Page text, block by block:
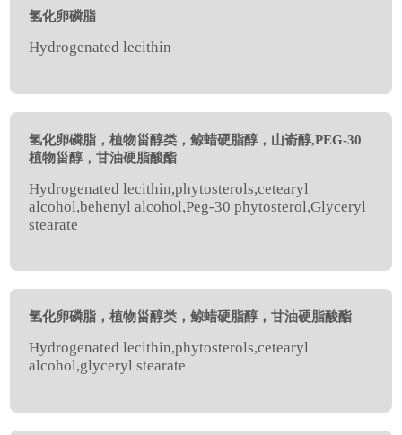
氢化卵磷脂
Hydrogenated lecithin
氢化卵磷脂，植物甾醇类，鲸蜡硬脂醇，山嵛醇,PEG-30
植物甾醇，甘油硬脂酸酯
Hydrogenated lecithin,phytosterols,cetearyl
alcohol,behenyl alcohol,Peg-30 phytosterol,Glyceryl
stearate
氢化卵磷脂，植物甾醇类，鲸蜡硬脂醇，甘油硬脂酸酯
Hydrogenated lecithin,phytosterols,cetearyl
alcohol,glyceryl stearate